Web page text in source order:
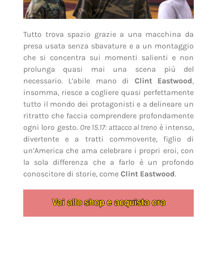
Tutto trova spazio grazie a una macchina da
presa usata senza sbavature e a un montaggio
che si concentra sui momenti salienti e non
prolunga quasi mai una scena più del
necessario. L’abile mano di Clint Eastwood,
insomma, riesce a cogliere quasi perfettamente
tutto il mondo dei protagonisti e a delineare un
ritratto che faccia comprendere profondamente
ogni loro gesto. Ore 15.17: attacco al treno è intenso,
divertente e a tratti commovente, figlio di
un’America che ama celebrare i propri eroi, con
la sola differenza che a farlo è un profondo
conoscitore di storie, come Clint Eastwood.